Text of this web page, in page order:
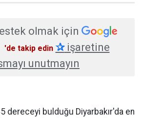
olmak için
'de takip edin ✰işaretine
unutmayın
dereceyi bulduğu Diyarbakır'da en